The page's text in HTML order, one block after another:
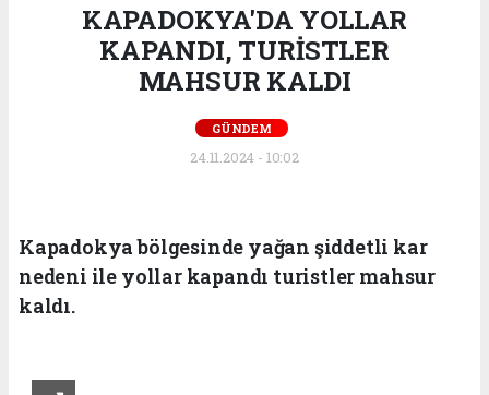
KAPADOKYA'DA YOLLAR
KAPANDI, TURİSTLER
MAHSUR KALDI
GÜNDEM
24.11.2024 - 10:02
Kapadokya bölgesinde yağan şiddetli kar
nedeni ile yollar kapandı turistler mahsur
kaldı.